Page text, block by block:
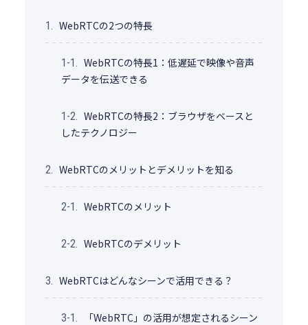
1. WebRTCの2つの特長
1-1. WebRTCの特長1：低遅延で映像や音声
データを伝送できる
1-2. WebRTCの特長2：ブラウザをベースと
したテクノロジー
2. WebRTCのメリットとデメリットを知る
2-1. WebRTCのメリット
2-2. WebRTCのデメリット
3. WebRTCはどんなシーンで活用できる？
3-1.
「WebRTC」の活用が想定されるシーン